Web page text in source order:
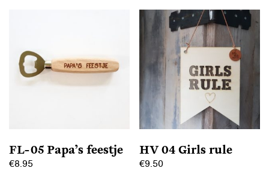
FL-05 Papa’s feestje
€8.95
HV 04 Girls rule
€9.50